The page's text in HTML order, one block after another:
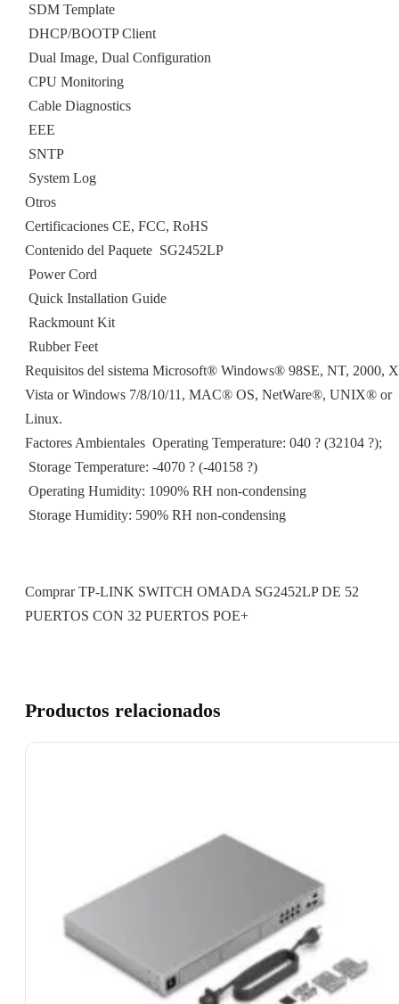
 SDM Template
 DHCP/BOOTP Client
 Dual Image, Dual Configuration
 CPU Monitoring
 Cable Diagnostics
 EEE
 SNTP
 System Log
Otros
Certificaciones CE, FCC, RoHS
Contenido del Paquete  SG2452LP
 Power Cord
 Quick Installation Guide
 Rackmount Kit
 Rubber Feet
Requisitos del sistema Microsoft® Windows® 98SE, NT, 2000,
Vista or Windows 7/8/10/11, MAC® OS, NetWare®, UNIX® or
Linux.
Factores Ambientales  Operating Temperature: 040 ? (32104 ?);
 Storage Temperature: -4070 ? (-40158 ?)
 Operating Humidity: 1090% RH non-condensing
 Storage Humidity: 590% RH non-condensing
Comprar TP-LINK SWITCH OMADA SG2452LP DE 52
PUERTOS CON 32 PUERTOS POE+
Productos relacionados